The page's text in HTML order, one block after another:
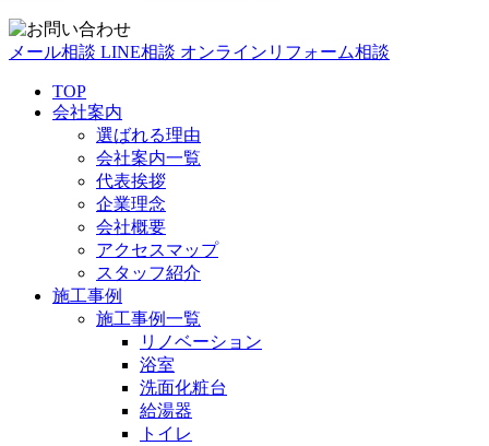
メール相談 LINE相談 オンラインリフォーム相談
TOP
会社案内
選ばれる理由
会社案内一覧
代表挨拶
企業理念
会社概要
アクセスマップ
スタッフ紹介
施工事例
施工事例一覧
リノベーション
浴室
洗面化粧台
給湯器
トイレ